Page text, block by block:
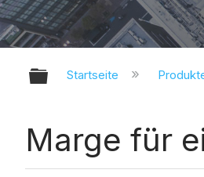
Globale
Startseite
Marge für